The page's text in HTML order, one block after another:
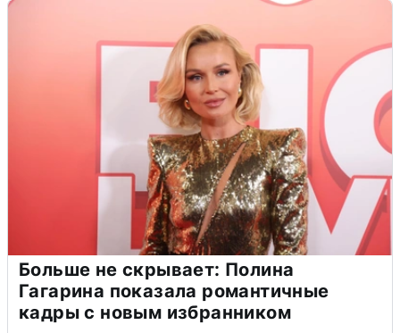
Больше не скрывает: Полина
Гагарина показала романтичные
кадры с новым избранником